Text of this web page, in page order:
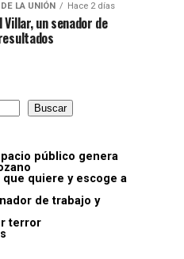
LA UNIÓN Hace 2 días
Villar, un senador de
Buscar
público genera
que quiere y escoge a
de trabajo y
terror